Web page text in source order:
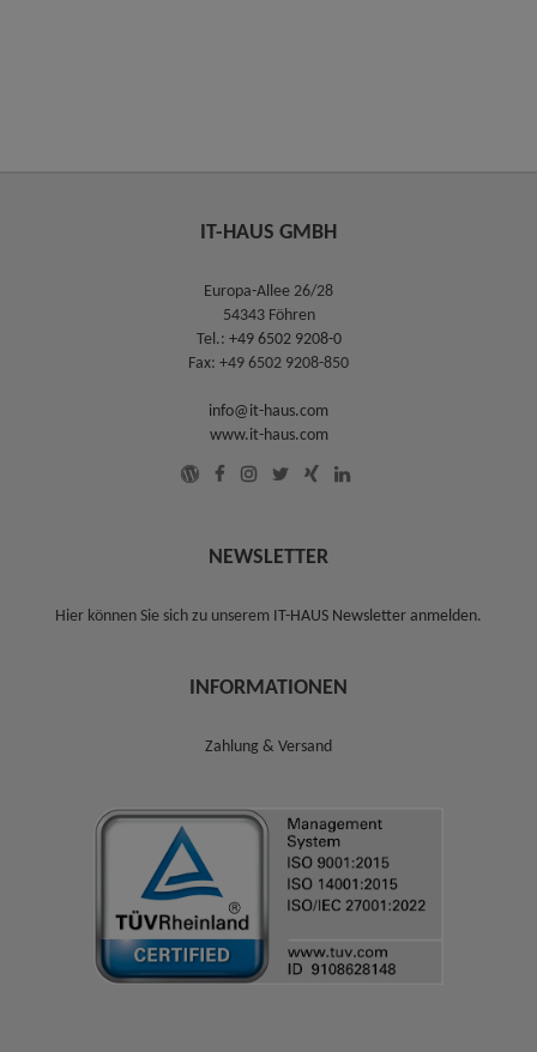
IT-HAUS GMBH
Europa-Allee 26/28
54343 Föhren
Tel.: +49 6502 9208-0
Fax: +49 6502 9208-850
info@it-haus.com
www.it-haus.com
NEWSLETTER
Hier können Sie sich zu unserem IT-HAUS Newsletter anmelden.
INFORMATIONEN
Zahlung & Versand